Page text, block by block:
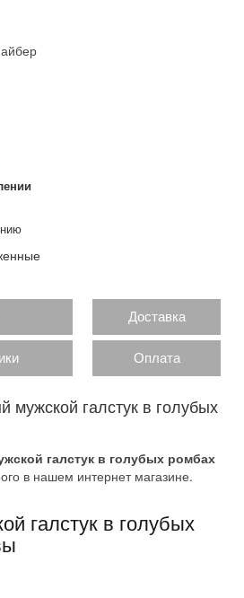
Доставка
Оплата
мужской галстук в голубых
галстук в голубых ромбах
в нашем интернет магазине.
галстук в голубых